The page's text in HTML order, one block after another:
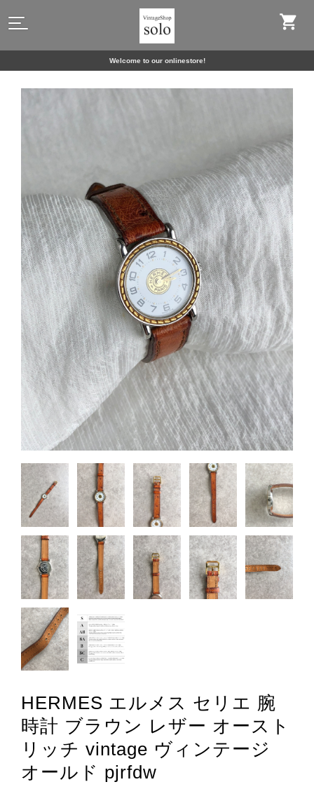
Welcome to our onlinestore!
HERMES エルメス セリエ 腕
時計 ブラウン レザー オースト
リッチ vintage ヴィンテージ
オールド pjrfdw